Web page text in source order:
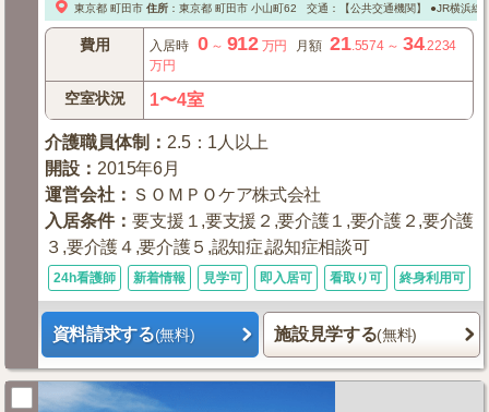
東京都 町田市 住所： 東京都 町田市小山町62 交通：【公共交通機関】 ●JR横浜線
費用 入居時 0～ 912 万円 月額 21.5574～ 34.2234
万円
空室状況 1〜4室
介護職員体制 ： 2.5：1人以上
開設 ： 2015年6月
運営会社 ： ＳＯＭＰＯケア株式会社
入居条件：要支援１,要支援２,要介護１,要介護２,要介護
３,要介護４,要介護５,認知症,認知症相談可
24h看護師 新着情報 見学可 即入居可 看取り可 終身利用可
資料請求する(無料) 施設見学する(無料)